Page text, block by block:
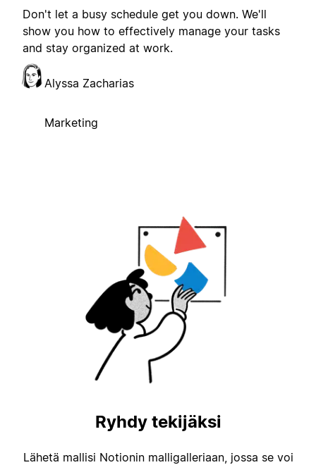
Don't let a busy schedule get you down. We'll
show you how to effectively manage your tasks
and stay organized at work.
Alyssa Zacharias
Marketing
Ryhdy tekijäksi
Lähetä mallisi Notionin malligalleriaan, jossa se voi